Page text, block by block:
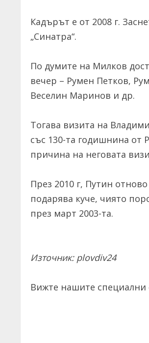
Кадърът е от 2008 г.
„Синатра“.
По думите на Милков
вечер – Румен Петков,
Веселин Маринов и др.
Тогава визита на
със 130-та годишнина от
причина на неговата
През 2010 г, Путин
подарява куче, чиято
през март 2003-та.
Източник: plovdiv24
Вижте нашите специални